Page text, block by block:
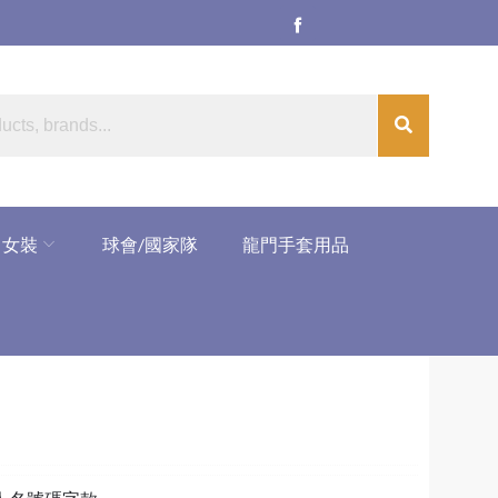
女裝 球會/國家隊 龍門手套用品